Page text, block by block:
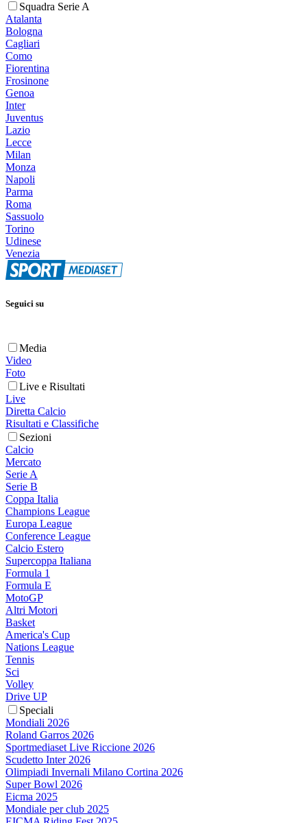
Squadra Serie A
Atalanta
Bologna
Cagliari
Como
Fiorentina
Frosinone
Genoa
Inter
Juventus
Lazio
Lecce
Milan
Monza
Napoli
Parma
Roma
Sassuolo
Torino
Udinese
Venezia
Seguici su
Media
Video
Foto
Live e Risultati
Live
Diretta Calcio
Risultati e Classifiche
Sezioni
Calcio
Mercato
Serie A
Serie B
Coppa Italia
Champions League
Europa League
Conference League
Calcio Estero
Supercoppa Italiana
Formula 1
Formula E
MotoGP
Altri Motori
Basket
America's Cup
Nations League
Tennis
Sci
Volley
Drive UP
Speciali
Mondiali 2026
Roland Garros 2026
Sportmediaset Live Riccione 2026
Scudetto Inter 2026
Olimpiadi Invernali Milano Cortina 2026
Super Bowl 2026
Eicma 2025
Mondiale per club 2025